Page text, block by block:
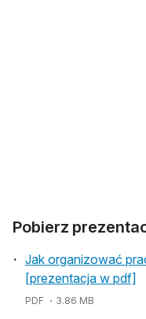
Pobierz
Jak organizować
[prezentacja w pdf]
PDF ・3.86 MB